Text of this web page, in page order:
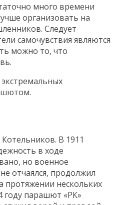
много времени
организовать на
Следует
самочувствия являются
можно то, что
В 1911
в ходе
но военное
отчаялся, продолжил
протяжении нескольких
году парашют «РК»